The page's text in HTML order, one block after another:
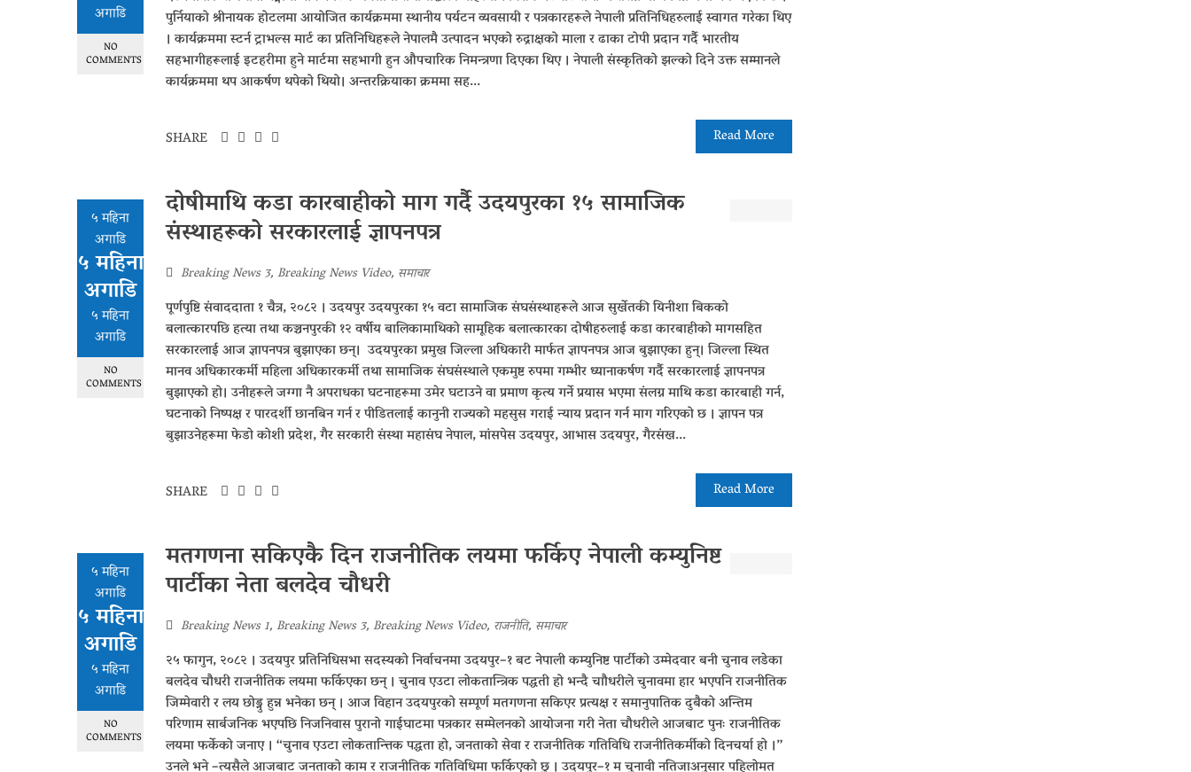
अगाडि
NO
COMMENTS
पुर्नियाको श्रीनायक होटलमा आयोजित कार्यक्रममा स्थानीय पर्यटन व्यवसायी र पत्रकारहरूले नेपाली प्रतिनिधिहरुलाई स्वागत गरेका थिए
। कार्यक्रममा स्टर्न ट्राभल्स मार्ट का प्रतिनिधिहरूले नेपालमै उत्पादन भएको रुद्राक्षको माला र ढाका टोपी प्रदान गर्दै भारतीय
सहभागीहरूलाई इटहरीमा हुने मार्टमा सहभागी हुन औपचारिक निमन्त्रणा दिएका थिए । नेपाली संस्कृतिको झल्को दिने उक्त सम्मानले
कार्यक्रममा थप आकर्षण थपेको थियो। अन्तरक्रियाका क्रममा सह...
Read More
SHARE
५ महिना
अगाडि
५ महिना
अगाडि
५ महिना
अगाडि
NO
COMMENTS
दोषीमाथि कडा कारबाहीको माग गर्दै उदयपुरका १५ सामाजिक
संस्थाहरूको सरकारलाई ज्ञापनपत्र
Breaking News 3,Breaking News Video, समाचार
पूर्णपुष्टि संवाददाता १ चैत्र, २०८२ । उदयपुर उदयपुरका १५ वटा सामाजिक संघसंस्थाहरूले आज सुर्खेतकी यिनीशा बिकको
बलात्कारपछि हत्या तथा कञ्चनपुरकी १२ वर्षीय बालिकामाथिको सामूहिक बलात्कारका दोषीहरुलाई कडा कारबाहीको मागसहित
सरकारलाई आज ज्ञापनपत्र बुझाएका छन्। उदयपुरका प्रमुख जिल्ला अधिकारी मार्फत ज्ञापनपत्र आज बुझाएका हुन्। जिल्ला स्थित
मानव अधिकारकर्मी महिला अधिकारकर्मी तथा सामाजिक संघसंस्थाले एकमुष्ट रुपमा गम्भीर ध्यानाकर्षण गर्दै सरकारलाई ज्ञापनपत्र
बुझाएको हो। उनीहरूले जग्गा नै अपराधका घटनाहरूमा उमेर घटाउने वा प्रमाण कृत्य गर्ने प्रयास भएमा संलग्न माथि कडा कारबाही गर्न,
घटनाको निष्पक्ष र पारदर्शी छानबिन गर्न र पीडितलाई कानुनी राज्यको महसुस गराई न्याय प्रदान गर्न माग गरिएको छ । ज्ञापन पत्र
बुझाउनेहरूमा फेडो कोशी प्रदेश, गैर सरकारी संस्था महासंघ नेपाल, मांसपेस उदयपुर, आभास उदयपुर, गैरसंख...
Read More
SHARE
५ महिना
अगाडि
५ महिना
अगाडि
५ महिना
अगाडि
NO
COMMENTS
मतगणना सकिएकै दिन राजनीतिक लयमा फर्किए नेपाली कम्युनिष्ट
पार्टीका नेता बलदेव चौधरी
Breaking News 1,Breaking News 3,Breaking News Video, राजनीति, समाचार
२५ फागुन, २०८२ । उदयपुर प्रतिनिधिसभा सदस्यको निर्वाचनमा उदयपुर–१ बट नेपाली कम्युनिष्ट पार्टीको उम्मेदवार बनी चुनाव लडेका
बलदेव चौधरी राजनीतिक लयमा फर्किएका छन् । चुनाव एउटा लोकतान्त्रिक पद्धती हो भन्दै चाौधरीले चुनावमा हार भएपनि राजनीतिक
जिम्मेवारी र लय छोड्नु हुन्न भनेका छन् । आज विहान उदयपुरको सम्पूर्ण मतगणना सकिएर प्रत्यक्ष र समानुपातिक दुबैको अन्तिम
परिणाम सार्बजनिक भएपछि निजनिवास पुरानो गाईघाटमा पत्रकार सम्मेलनको आयोजना गरी नेता चौधरीले आजबाट पुनः राजनीतिक
लयमा फर्केको जनाए । “चुनाव एउटा लोकतान्त्तिक पद्धता हो, जनताको सेवा र राजनीतिक गतिविधि राजनीतिकर्मीको दिनचर्या हो ।”